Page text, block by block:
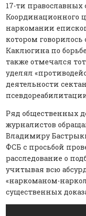
17-ти православных
Координационного
наркомании
котором
Каклюгина по
также отмечался
уделял
деятельности
Ряд общественных
журналистов
Владимиру
ФСБ с просьбой
расследование о
учитывая всю
«наркоманом-
существенных